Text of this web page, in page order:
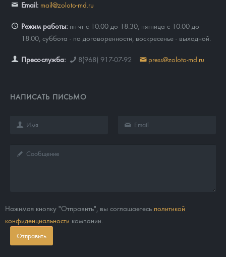
Email: mail@zoloto-md.ru
Режим работы: пн-чт с 10:00 до 18:30, пятница с 10:00 до
18:00, суббота - по договоренности, воскресенье - выходной.
Пресс-служба: 8(968) 917-07-92 press@zoloto-md.ru
НАПИСАТЬ ПИСЬМО
Нажимая кнопку "Отправить", вы соглашаетесь политикой
конфиденциальности компании.
Отправить